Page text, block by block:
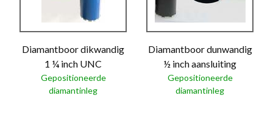
Diamantboor dikwandig
1 ¼ inch UNC
Gepositioneerde
diamantinleg
Diamantboor dunwandig
½ inch aansluiting
Gepositioneerde
diamantinleg